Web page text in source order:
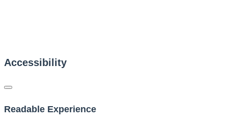
Accessibility
Readable Experience